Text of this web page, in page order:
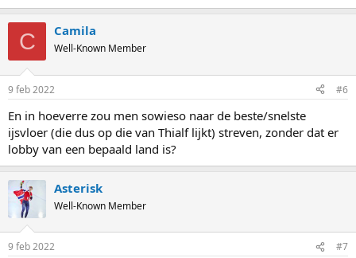
C Camila
Well-Known Member
9 feb 2022 #6
En in hoeverre zou men sowieso naar de beste/snelste
ijsvloer (die dus op die van Thialf lijkt) streven, zonder dat er
lobby van een bepaald land is?
Asterisk
Well-Known Member
9 feb 2022 #7